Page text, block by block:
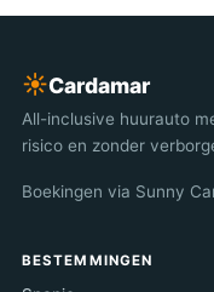
☀︎Cardamar
All-inclusive huurauto
risico en zonder
Boekingen via Sunny
BESTEMMINGEN